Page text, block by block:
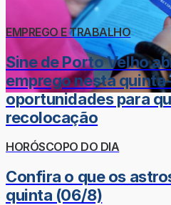
EMPREGO E TRABALHO
Sine de Porto Velho
emprego nesta
oportunidades para
recolocação
HORÓSCOPO DO DIA
Confira o que os
quinta (06/8)